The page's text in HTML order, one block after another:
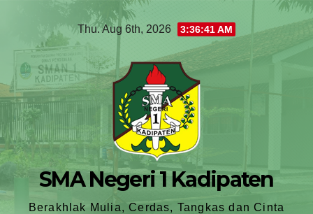
Thu. Aug 6th, 2026 3:36:43 AM
SMA Negeri 1 Kadipaten
Berakhlak Mulia, Cerdas, Tangkas dan Cinta